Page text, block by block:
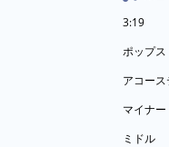
3:19
ポップス
アコー
マイナー
ミドル